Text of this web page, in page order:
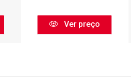
Ver preço